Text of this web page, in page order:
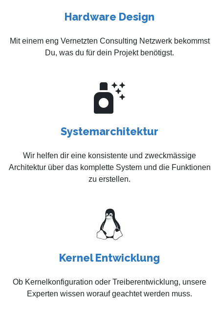
Hardware Design
Mit einem eng Vernetzten Consulting Netzwerk bekommst
Du, was du für dein Projekt benötigst.
Systemarchitektur
Wir helfen dir eine konsistente und zweckmässige
Architektur über das komplette System und die Funktionen
zu erstellen.
Kernel Entwicklung
Ob Kernelkonfiguration oder Treiberentwicklung, unsere
Experten wissen worauf geachtet werden muss.